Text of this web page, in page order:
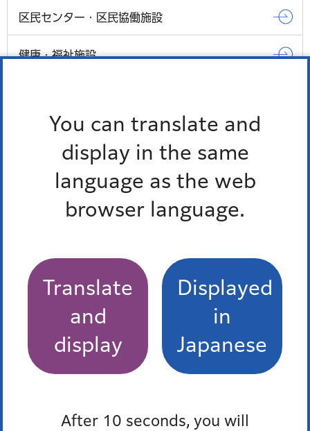
You can translate and
display in the same
language as the web
browser language.
Translate
and
display
Displayed
in
Japanese
After 10 seconds, you will
区民センター・区民協働施設
健康・福祉施設
もっとみる